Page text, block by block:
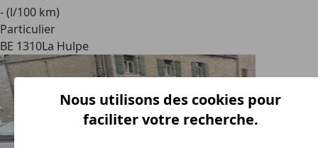
- (l/100 km)
Particulier
BE 1310La Hulpe
Nous utilisons des cookies pour
faciliter votre recherche.